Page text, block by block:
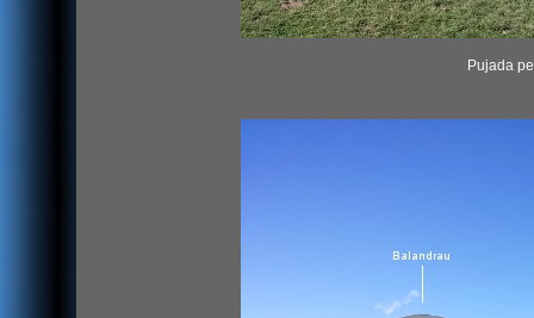
Pujada